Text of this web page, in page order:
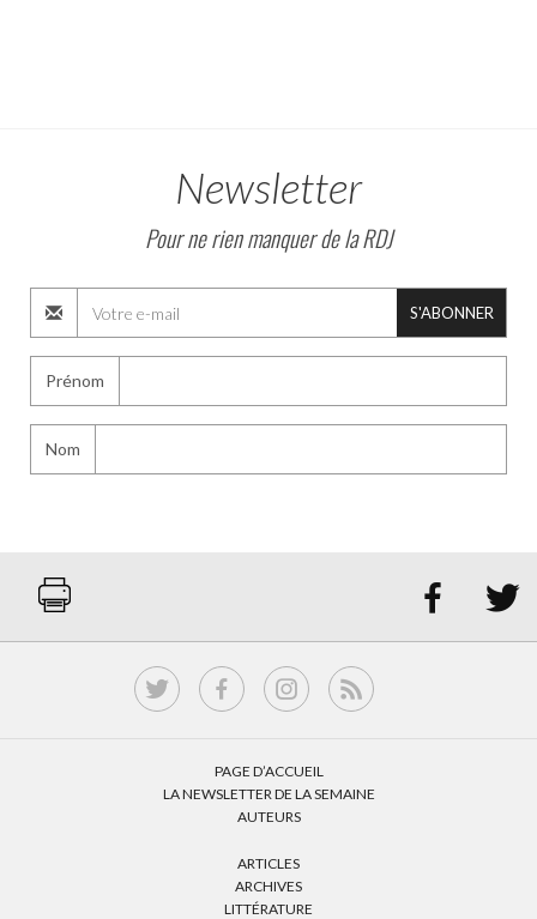
Newsletter
Pour ne rien manquer de la RDJ
S'ABONNER
Prénom
Nom
 
PAGE D’ACCUEIL
LA NEWSLETTER DE LA SEMAINE
AUTEURS
ARTICLES
ARCHIVES
LITTÉRATURE